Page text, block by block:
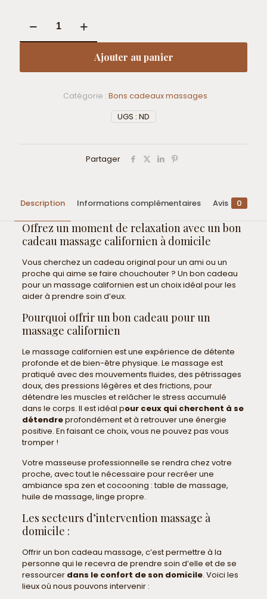
Bon
Californien
Ajouter au panier
UGS : ND
Catégorie : Bons cadeaux massages
Partager
Description Informations complémentaires Avis 0
Offrez un moment de relaxation avec un bon
cadeau massage californien à domicile
Vous cherchez un cadeau original pour un ami ou un
proche qui aime se faire chouchouter ? Un bon cadeau
pour un massage californien est un choix idéal pour les
aider à prendre soin d’eux.
Pourquoi offrir un bon cadeau pour un
massage californien
Le massage californien est une expérience de détente
profonde et de bien-être physique. Le massage est
pratiqué avec des mouvements fluides, des pétrissages
doux, des pressions légères et des frictions, pour
détendre les muscles et relâcher le stress accumulé
dans le corps. Il est idéal pour ceux qui cherchent à se
détendreprofondément et à retrouver une énergie
positive. En faisant ce choix, vous ne pouvez pas vous
tromper !
Votre masseuse professionnelle se rendra chez votre
proche, avec tout le nécessaire pour recréer une
ambiance spa zen et cocooning : table de massage,
huile de massage, linge propre.
Les secteurs d’intervention massage à
domicile :
Offrir un bon cadeau massage, c’est permettre à la
personne qui le recevra de prendre soin d’elle et de se
ressourcer dans le confort de son domicile. Voici les
lieux où nous pouvons intervenir :